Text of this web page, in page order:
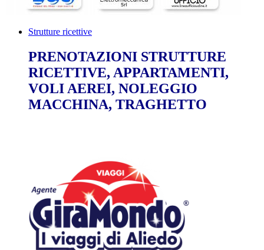
Strutture ricettive
PRENOTAZIONI STRUTTURE
RICETTIVE, APPARTAMENTI,
VOLI AEREI, NOLEGGIO
MACCHINA, TRAGHETTO